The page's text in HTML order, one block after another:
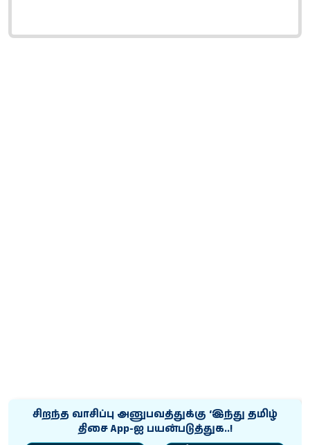
சிறந்த வாசிப்பு அனுபவத்துக்கு ‘இந்து தமிழ்
திசை App-ஐ பயன்படுத்துக..!